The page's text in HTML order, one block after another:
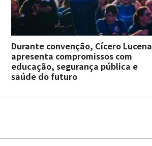
Durante convenção, Cícero Lucena
apresenta compromissos com
educação, segurança pública e
saúde do futuro